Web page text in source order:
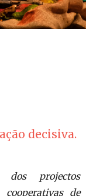
decisiva.
projectos
de